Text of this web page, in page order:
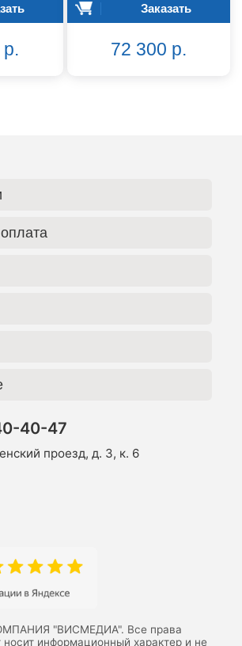
Заказать
72 300 р.
40-47
проезд, д. 3, к. 6
"ВИСМЕДИА". Все права
информационный характер и не